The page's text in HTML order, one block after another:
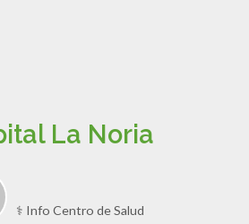
La Noria
⚕️ Info Centro de Salud